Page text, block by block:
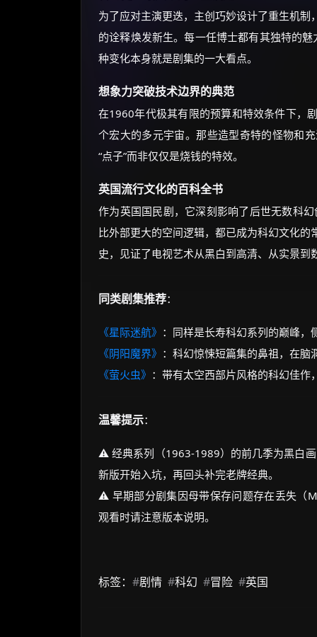
为了应对主演更迭，主创巧妙设计了重生机
的诠释焕发新生。每一任博士都有其独特的
种变化本身就是剧集的一大看点。
想象力突破技术边界的典范
在1960年代极其有限的预算和特效条件下，
个宏大的多元宇宙。那些造型奇特的怪物和
“点子”而非仅仅是烧钱的特效。
英国流行文化的百科全书
作为英国国民剧，它深刻影响了后世无数科
比外部更大的空间逻辑，都已成为科幻文化
史，见证了电视艺术从黑白到高清、从实景到
同类剧集推荐：
《星际迷航》 ：同样是长寿科幻系列的巅峰
《阴阳魔界》 ：科幻惊悚短篇集的鼻祖，在
《萤火虫》 ：带有太空西部片风格的科幻佳
温馨提示：
⚠️ 经典系列（1963-1989）的前几季为黑白
新版开始入坑，再回头补完老牌经典。
⚠️ 早期部分剧集因母带保存问题存在丢失（
观看时请注意版本说明。
标签： #剧情 #科幻 #冒险 #英国